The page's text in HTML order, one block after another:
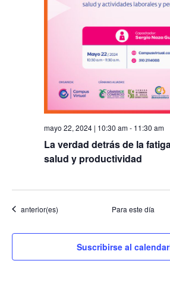
mayo 22, 2024 | 10:30 am- 11:30 am
La verdad detrás de la
salud y productividad
Eventos
anterior(es) Para este día
Suscribirse al